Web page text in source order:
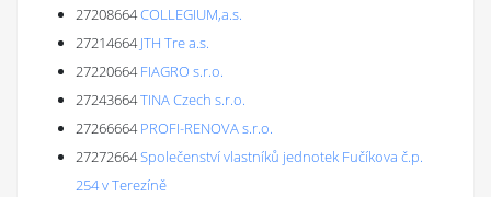
27208664COLLEGIUM,a.s.
27214664 JTH Tre a.s.
27220664 FIAGRO s.r.o.
27243664TINA Czech s.r.o.
27266664 PROFI-RENOVA s.r.o.
27272664Společenství vlastníků jednotek Fučíkova č.p.
254 v Terezíně